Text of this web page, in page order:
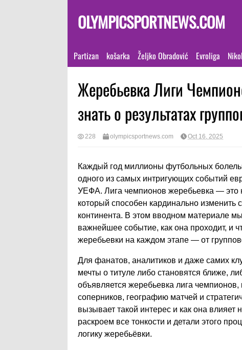
OLYMPICSPORTNEWS.COM
Partizan košarka Željko Obradović Evroliga
Жеребьевка Лиги
знать о результатах
228 olympicsportnews.com Oct 16, 2025
Каждый год миллионы футбольных
одного из самых интригующих событий
УЕФА. Лига чемпионов жеребьевка — это
который способен кардинально
континента. В этом вводном материале
важнейшее событие, как она проходит, и
жеребьевки на каждом этапе — от
Для фанатов, аналитиков и даже самих
мечты о титуле либо становятся ближе,
объявляется жеребьевка лига
соперников, географию матчей и
вызывает такой интерес и как она
раскроем все тонкости и детали этого
логику жеребьёвки.